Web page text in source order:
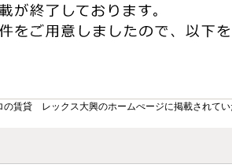
賃貸 レックス大興のホームぺージに掲載されてい